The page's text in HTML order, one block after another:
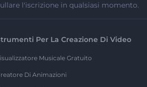
l'iscrizione in qualsiasi momento.
Per La Creazione Di Video
Musicale Gratuito
Di Animazioni